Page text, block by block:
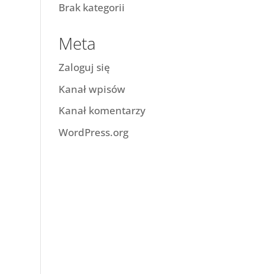
Brak kategorii
Meta
Zaloguj się
Kanał wpisów
Kanał komentarzy
WordPress.org